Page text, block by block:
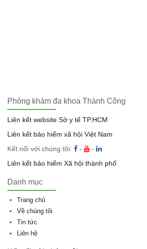
Phòng khám đa khoa Thành Công
Liên kết website Sở y tế TP.HCM
Liên kết bảo hiểm xã hội Việt Nam
Kết nối với chúng tôi:
-
-
Liên kết bảo hiểm Xã hội thành phố
Danh mục
Trang chủ
Về chúng tôi
Tin tức
Liên hệ